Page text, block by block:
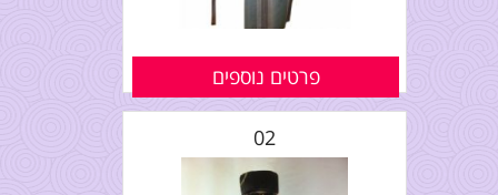
פרטים נוספים
02